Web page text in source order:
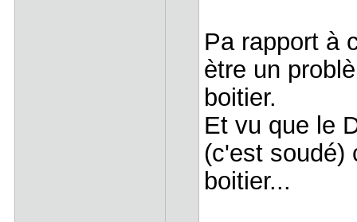
Pa rapport à
ètre un
boitier.
Et vu que le
(c'est soudé)
boitier...